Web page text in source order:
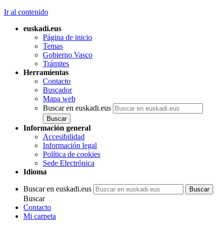
Ir al contenido
euskadi.eus
Página de inicio
Temas
Gobierno Vasco
Trámites
Herramientas
Contacto
Buscador
Mapa web
Buscar en euskadi.eus
Información general
Accesibilidad
Información legal
Política de cookies
Sede Electrónica
Idioma
Buscar en euskadi.eus
Buscar
Contacto
Mi carpeta